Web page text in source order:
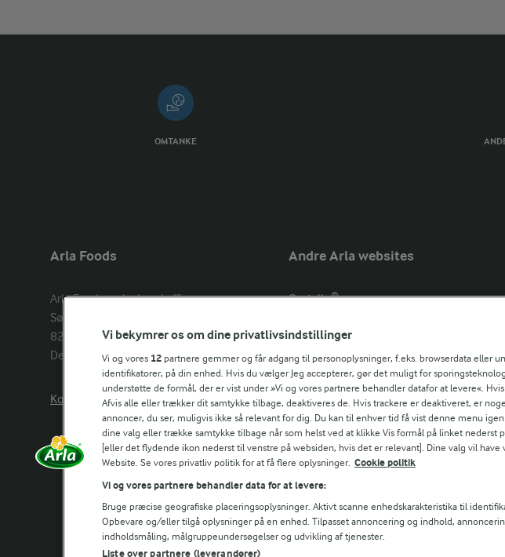
OMTANKE
Arla Foods
Arla Foods amba head office
Sønderhøj 14,
8260 Viby J
Denmark
Kontakt os her
Andre Arla websites
Castello®
Arla Unika
Arla shop
Arla in other countries
Vi bekymrer os om dine privatlivsindstillinger
Vi og vores 12 partnere gemmer og får adgang til personoplysninger, f.eks. browserdata eller
identifikatorer, på din enhed. Hvis du vælger Jeg accepterer, gør det muligt for
understøtte de formål, der er vist under »Vi og vores partnere behandler datafor at levere«.
Afvis alle eller trækker dit samtykke tilbage, deaktiveres de. Hvis trackere er deaktiveret, er
annoncer, du ser, muligvis ikke så relevant for dig. Du kan til enhver tid få vist denne menu
dine valg eller trække samtykke tilbage når som helst ved at klikke Vis formål på linket nederst
[eller det flydende ikon nederst til venstre på websiden, hvis det er relevant]. Dine valg vil have
Website. Se vores privatliv politik for at få flere oplysninger. Cookie politik
Vi og vores partnere behandler data for at levere:
Bruge præcise geografiske placeringsoplysninger. Aktivt scanne enhedskarakteristika til
Opbevare og/eller tilgå oplysninger på en enhed. Tilpasset annoncering og indhold,
indholdsmåling, målgruppeundersøgelser og udvikling af tjenester.
Liste over partnere (leverandører)